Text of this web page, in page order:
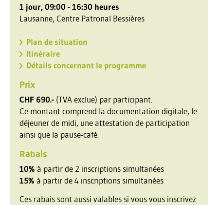
1 jour, 09:00 - 16:30 heures
Lausanne, Centre Patronal Bessières
Plan de situation
Itinéraire
Détails concernant le programme
Prix
CHF 690.- (TVA exclue) par participant.
Ce montant comprend la documentation digitale, le
déjeuner de midi, une attestation de participation
ainsi que la pause-café.
Rabais
10% à partir de 2 inscriptions simultanées
15% à partir de 4 inscriptions simultanées
Ces rabais sont aussi valables si vous vous inscrivez